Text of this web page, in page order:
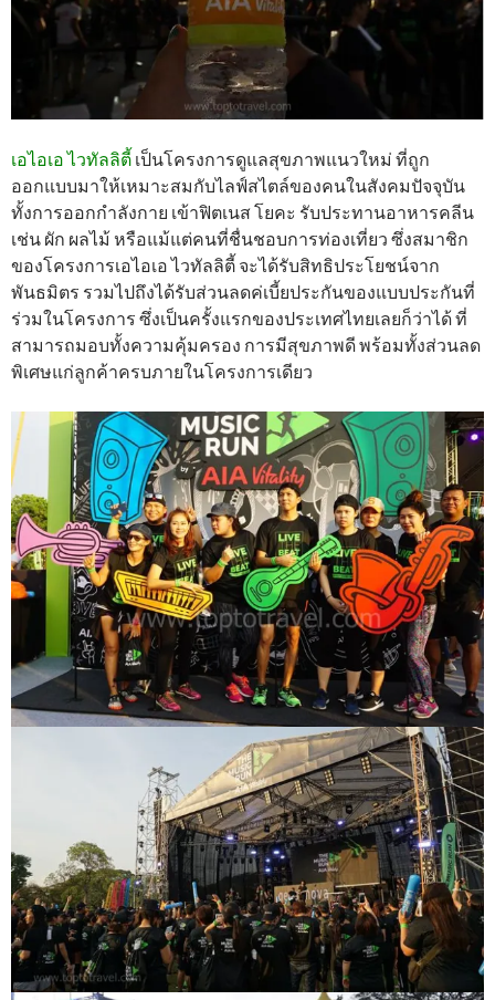
เอไอเอ ไวทัลลิตี้ เป็นโครงการดูแลสุขภาพแนวใหม่ ที่ถูก
ออกแบบมาให้เหมาะสมกับไลฟ์สไตล์ของคนในสังคมปัจจุบัน
ทั้งการออกกำลังกาย เข้าฟิตเนส โยคะ รับประทานอาหารคลีน
เช่น ผัก ผลไม้ หรือแม้แต่คนที่ชื่นชอบการท่องเที่ยว ซึ่งสมาชิก
ของโครงการเอไอเอ ไวทัลลิตี้ จะได้รับสิทธิประโยชน์จาก
พันธมิตร รวมไปถึงได้รับส่วนลดค่เบี้ยประกันของแบบประกันที่
ร่วมในโครงการ ซึ่งเป็นครั้งแรกของประเทศไทยเลยก็ว่าได้ ที่
สามารถมอบทั้งความคุ้มครอง การมีสุขภาพดี พร้อมทั้งส่วนลด
พิเศษแก่ลูกค้าครบภายในโครงการเดียว